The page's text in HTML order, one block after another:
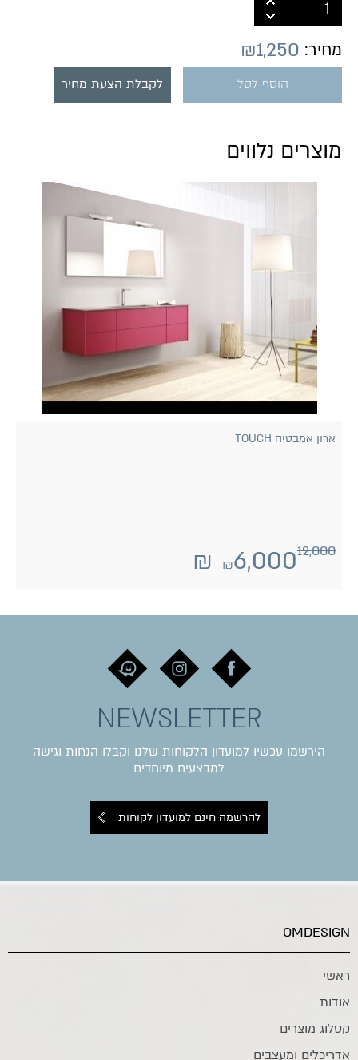
מחיר: ₪1,250
הוסף לסל לקבלת הצעת מחיר
מוצרים נלווים
ארון אמבטיה TOUCH
₪
12,000
₪ 6,000
NEWSLETTER
הירשמו עכשיו למועדון הלקוחות שלנו וקבלו הנחות וגישה
למבצעים מיוחדים
להרשמה חינם למועדון לקוחות
OMDESIGN
ראשי
אודות
קטלוג מוצרים
אדריכלים ומעצבים